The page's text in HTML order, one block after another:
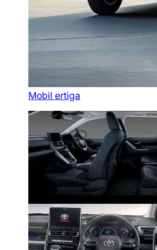
Mobil ertiga